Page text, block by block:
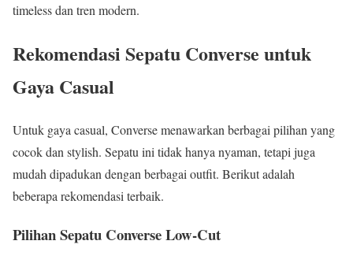
timeless dan tren modern.
Rekomendasi Sepatu Converse untuk
Gaya Casual
Untuk gaya casual, Converse menawarkan berbagai pilihan yang
cocok dan stylish. Sepatu ini tidak hanya nyaman, tetapi juga
mudah dipadukan dengan berbagai outfit. Berikut adalah
beberapa rekomendasi terbaik.
Pilihan Sepatu Converse Low-Cut